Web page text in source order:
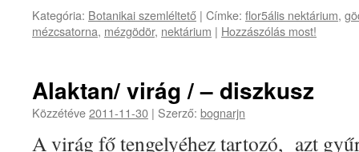
Kategória: Botanikai szemléltető | Címke: flor5ális nektárium,
mézcsatorna, mézgödör, nektárium | Hozzászólás most!
Alaktan/ virág / – diszkusz
Közzétéve2011-11-30 | Szerző: bognarjn
A virág fő tengelyéhez tartozó, azt